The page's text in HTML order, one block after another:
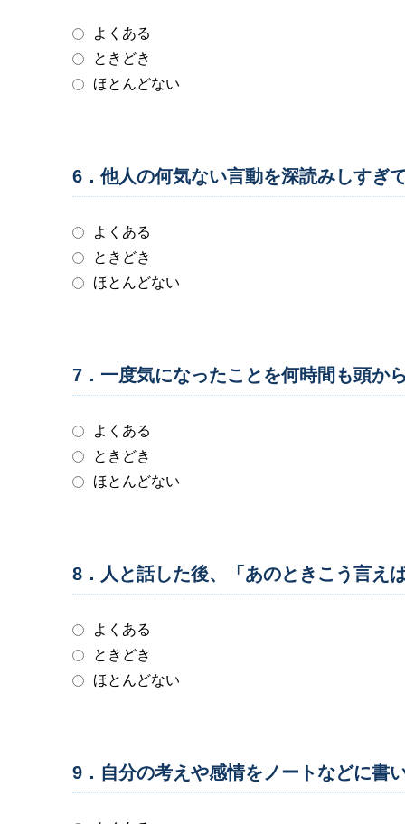
よくある
ときどき
ほとんどない
6．他人の何気ない言動を深読みしすぎ
よくある
ときどき
ほとんどない
7．一度気になったことを何時間も頭か
よくある
ときどき
ほとんどない
8．人と話した後、「あのときこう言え
よくある
ときどき
ほとんどない
9．自分の考えや感情をノートなどに書